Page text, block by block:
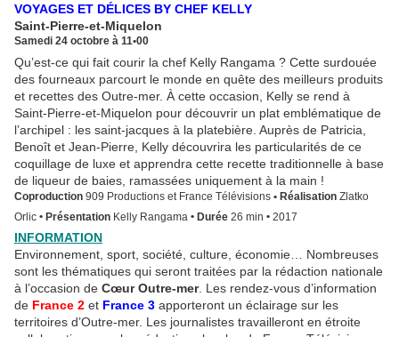
VOYAGES ET DÉLICES BY CHEF KELLY
Saint-Pierre-et-Miquelon
Samedi 24 octobre à 11•00
Qu’est-ce qui fait courir la chef Kelly Rangama ? Cette surdouée
des fourneaux parcourt le monde en quête des meilleurs produits
et recettes des Outre-mer. À cette occasion, Kelly se rend à
Saint-Pierre-et-Miquelon pour découvrir un plat emblématique de
l’archipel : les saint-jacques à la platebière. Auprès de Patricia,
Benoît et Jean-Pierre, Kelly découvrira les particularités de ce
coquillage de luxe et apprendra cette recette traditionnelle à base
de liqueur de baies, ramassées uniquement à la main !
Coproduction 909 Productions et France Télévisions • Réalisation Zlatko
Orlic • Présentation Kelly Rangama • Durée 26 min • 2017
INFORMATION
Environnement, sport, société, culture, économie… Nombreuses
sont les thématiques qui seront traitées par la rédaction nationale
à l’occasion de Cœur Outre-mer. Les rendez-vous d’information
de France 2 et France 3 apporteront un éclairage sur les
territoires d’Outre-mer. Les journalistes travailleront en étroite